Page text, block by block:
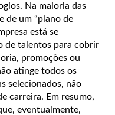
Na maioria das
de um “plano de
está se
de talentos para cobrir
promoções ou
atinge todos os
selecionados, não
carreira. Em resumo,
eventualmente,